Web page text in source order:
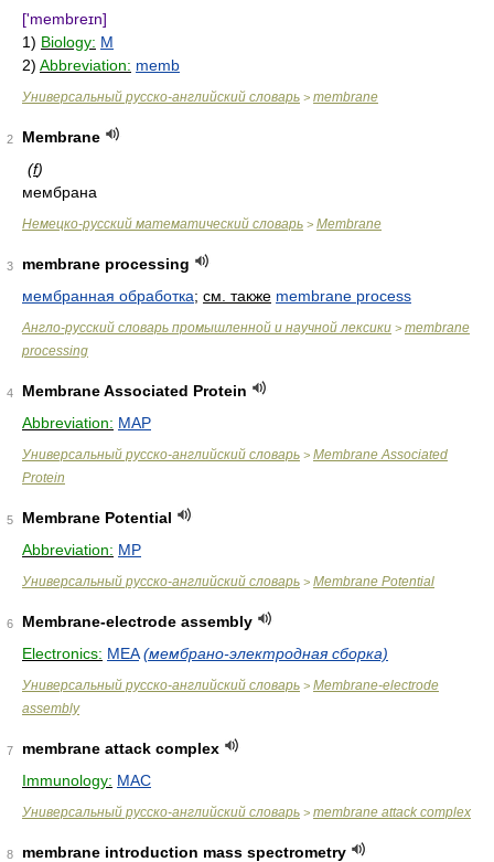
['membreɪn]
1) Biology: M
2) Abbreviation: memb
Универсальный русско-английский словарь > membrane
2
Membrane
(f)
мембрана
Немецко-русский математический словарь > Membrane
3
membrane processing
мембранная обработка; см. также membrane process
Англо-русский словарь промышленной и научной лексики > membrane
processing
4
Membrane Associated Protein
Abbreviation: MAP
Универсальный русско-английский словарь > Membrane Associated
Protein
5
Membrane Potential
Abbreviation: MP
Универсальный русско-английский словарь > Membrane Potential
6
Membrane-electrode assembly
Electronics: MEA (мембрано-электродная сборка)
Универсальный русско-английский словарь > Membrane-electrode
assembly
7
membrane attack complex
Immunology: MAC
Универсальный русско-английский словарь > membrane attack complex
8
membrane introduction mass spectrometry